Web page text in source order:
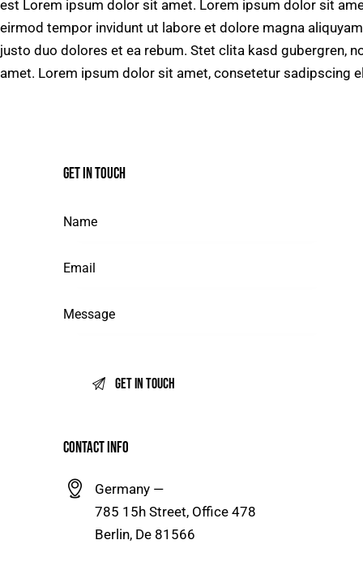
est Lorem ipsum dolor sit amet. Lorem ipsum dolor sit
eirmod tempor invidunt ut labore et dolore magna
justo duo dolores et ea rebum. Stet clita kasd gubergren,
amet. Lorem ipsum dolor sit amet, consetetur sadipscing
GET IN TOUCH
CONTACT INFO
Germany —
785 15h Street, Office 478
Berlin, De 81566